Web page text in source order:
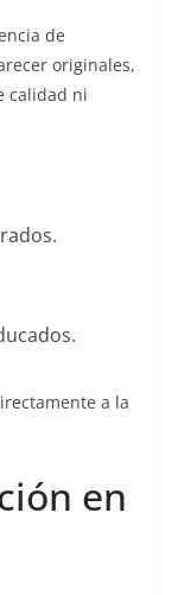
de
originales,
calidad ni
a la
en